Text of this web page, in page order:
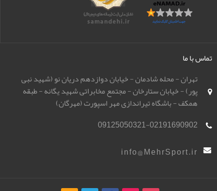
تماس با ما
تهران - محله شادمان - خیابان دوازدهم دریان نو (شهید نبی
پور) - خیابان ستارخان - مجتمع مخابراتی شهید یگانه - طبقه
همکف - باشگاه تیراندازی مهر اسپورت (مهرگان)
09125050321-02191690902
info@MehrSport.ir